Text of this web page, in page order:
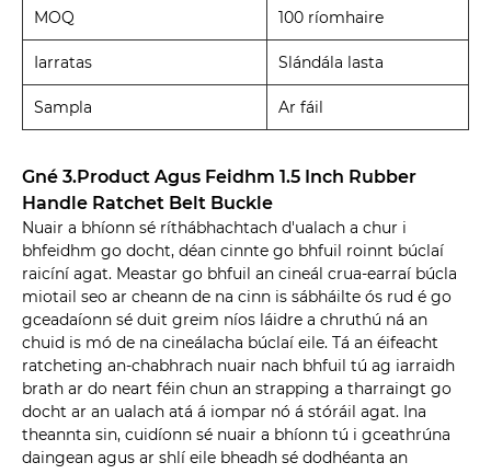
MOQ 100 ríomhaire
Iarratas Slándála lasta
Sampla Ar fáil
Gné 3.Product Agus Feidhm 1.5 Inch Rubber
Handle Ratchet Belt Buckle
Nuair a bhíonn sé ríthábhachtach d'ualach a chur i
bhfeidhm go docht, déan cinnte go bhfuil roinnt búclaí
raicíní agat. Meastar go bhfuil an cineál crua-earraí búcla
miotail seo ar cheann de na cinn is sábháilte ós rud é go
gceadaíonn sé duit greim níos láidre a chruthú ná an
chuid is mó de na cineálacha búclaí eile. Tá an éifeacht
ratcheting an-chabhrach nuair nach bhfuil tú ag iarraidh
brath ar do neart féin chun an strapping a tharraingt go
docht ar an ualach atá á iompar nó á stóráil agat. Ina
theannta sin, cuidíonn sé nuair a bhíonn tú i gceathrúna
daingean agus ar shlí eile bheadh ​​sé dodhéanta an